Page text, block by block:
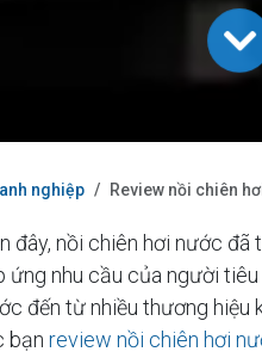
nghiệp Review nồi chiên
đây, nồi chiên hơi nước
ứng nhu cầu của người
đến từ nhiều thương hiệu
bạn review nồi chiên hơi